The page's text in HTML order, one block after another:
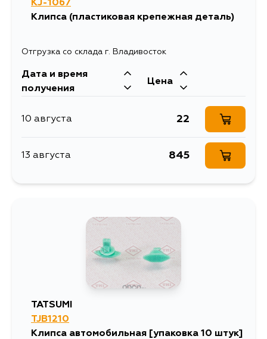
KJ-1067
Клипса (пластиковая крепежная деталь)
Отгрузка со склада г. Владивосток
Дата и время
получения
Цена
10 августа 22
13 августа 845
TATSUMI
TJB1210
Клипса автомобильная [упаковка 10 штук]